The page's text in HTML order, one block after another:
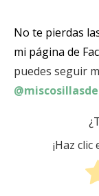
No te pierdas
mi página de
puedes seguir
¡Haz